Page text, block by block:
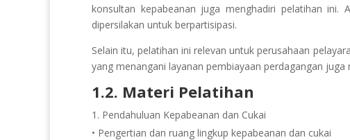
konsultan kepabeanan juga menghadiri pelatihan ini.
dipersilakan untuk berpartisipasi.
Selain itu, pelatihan ini relevan untuk perusahaan
yang menangani layanan pembiayaan perdagangan
1.2. Materi Pelatihan
Pendahuluan Kepabeanan dan Cukai
• Pengertian dan ruang lingkup kepabeanan dan cukai